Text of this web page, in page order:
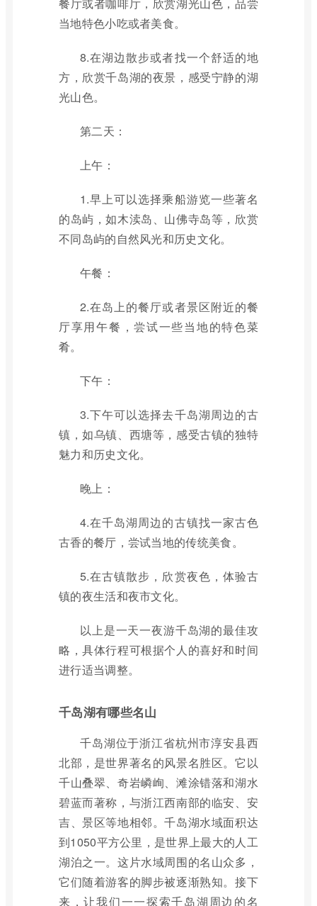
当地特色小吃或者美食。
8.在湖边散步或者找一个舒适的地
方，欣赏千岛湖的夜景，感受宁静的湖
光山色。
第二天：
上午：
1.早上可以选择乘船游览一些著名
的岛屿，如木渎岛、山佛寺岛等，欣赏
不同岛屿的自然风光和历史文化。
午餐：
2.在岛上的餐厅或者景区附近的餐
厅享用午餐，尝试一些当地的特色菜
肴。
下午：
3.下午可以选择去千岛湖周边的古
镇，如乌镇、西塘等，感受古镇的独特
魅力和历史文化。
晚上：
4.在千岛湖周边的古镇找一家古色
古香的餐厅，尝试当地的传统美食。
5.在古镇散步，欣赏夜色，体验古
镇的夜生活和夜市文化。
以上是一天一夜游千岛湖的最佳攻
略，具体行程可根据个人的喜好和时间
进行适当调整。
千岛湖有哪些名山
千岛湖位于浙江省杭州市淳安县西
北部，是世界著名的风景名胜区。它以
千山叠翠、奇岩嶙峋、滩涂错落和湖水
碧蓝而著称，与浙江西南部的临安、安
吉、景区等地相邻。千岛湖水域面积达
到1050平方公里，是世界上最大的人工
湖泊之一。这片水域周围的名山众多，
它们随着游客的脚步被逐渐熟知。接下
来，让我们一一探索千岛湖周边的名